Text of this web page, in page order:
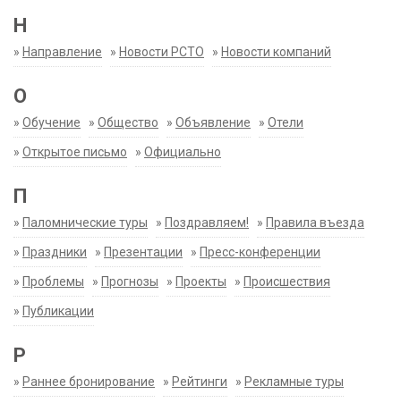
Н
» Направление » Новости РСТО » Новости компаний
О
» Обучение » Общество » Объявление » Отели
» Открытое письмо » Официально
П
» Паломнические туры » Поздравляем! » Правила въезда
» Праздники » Презентации » Пресс-конференции
» Проблемы » Прогнозы » Проекты » Происшествия
» Публикации
Р
» Раннее бронирование » Рейтинги » Рекламные туры